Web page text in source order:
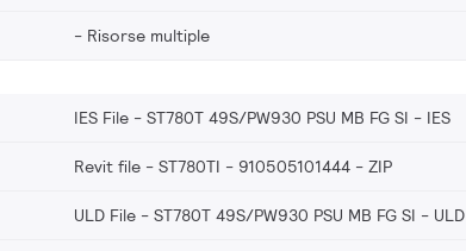
Risorse multiple
IES File - ST780T 49S/PW930 PSU MB FG SI IES
Revit file - ST780TI - 910505101444 ZIP
ULD File - ST780T 49S/PW930 PSU MB FG SI ULD